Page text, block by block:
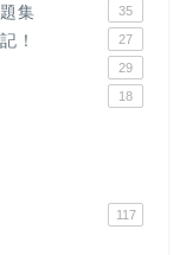
集 35
！ 27
29
18
117